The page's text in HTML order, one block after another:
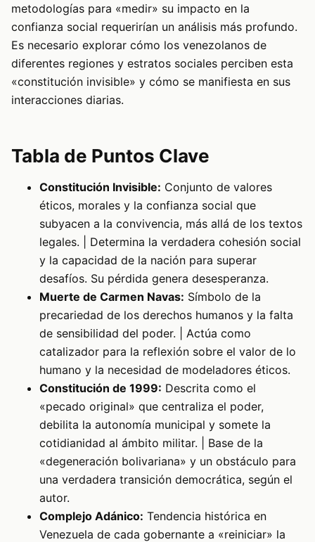
metodologías para «medir» su impacto en la
confianza social requerirían un análisis más profundo.
Es necesario explorar cómo los venezolanos de
diferentes regiones y estratos sociales perciben esta
«constitución invisible» y cómo se manifiesta en sus
interacciones diarias.
Tabla de Puntos Clave
Constitución Invisible: Conjunto de valores
éticos, morales y la confianza social que
subyacen a la convivencia, más allá de los textos
legales. | Determina la verdadera cohesión social
y la capacidad de la nación para superar
desafíos. Su pérdida genera desesperanza.
Muerte de Carmen Navas: Símbolo de la
precariedad de los derechos humanos y la falta
de sensibilidad del poder. | Actúa como
catalizador para la reflexión sobre el valor de lo
humano y la necesidad de modeladores éticos.
Constitución de 1999: Descrita como el
«pecado original» que centraliza el poder,
debilita la autonomía municipal y somete la
cotidianidad al ámbito militar. | Base de la
«degeneración bolivariana» y un obstáculo para
una verdadera transición democrática, según el
autor.
Complejo Adánico: Tendencia histórica en
Venezuela de cada gobernante a «reiniciar» la